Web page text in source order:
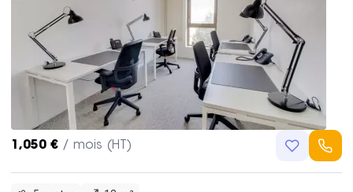
1,050 € / mois (HT)